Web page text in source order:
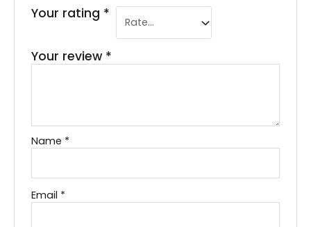
Your rating *
Your review *
Name *
Email *